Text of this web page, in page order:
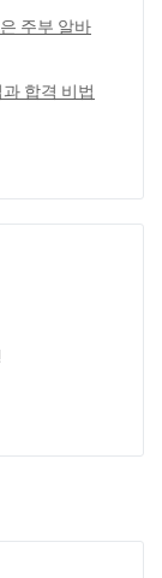
주부 알바
합격 비법